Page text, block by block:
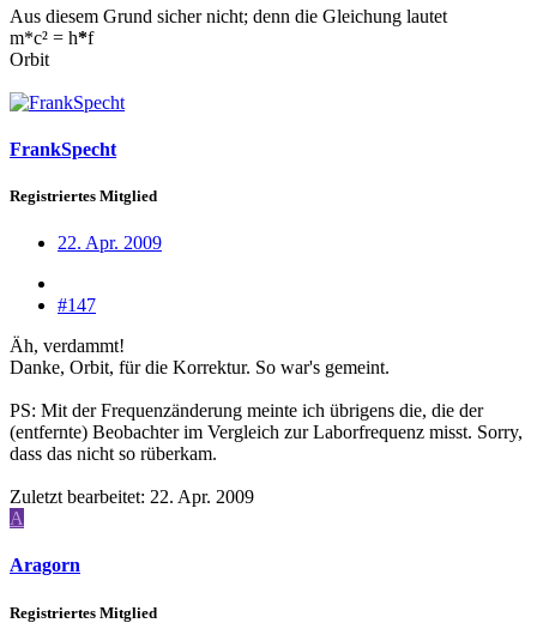
Aus diesem Grund sicher nicht; denn die Gleichung lautet
m*c² = h*f
Orbit
FrankSpecht
Registriertes Mitglied
22. Apr. 2009
#147
Äh, verdammt!
Danke, Orbit, für die Korrektur. So war's gemeint.
PS: Mit der Frequenzänderung meinte ich übrigens die, die der
(entfernte) Beobachter im Vergleich zur Laborfrequenz misst. Sorry,
dass das nicht so rüberkam.
Zuletzt bearbeitet: 22. Apr. 2009
A
Aragorn
Registriertes Mitglied